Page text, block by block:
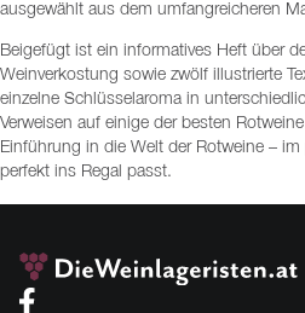
ausgewählt aus dem umfangreicheren
Beigefügt ist ein informatives Heft über
Weinverkostung sowie zwölf illustrierte
einzelne Schlüsselaroma in
Verweisen auf einige der besten
Einführung in die Welt der Rotweine –
perfekt ins Regal passt.